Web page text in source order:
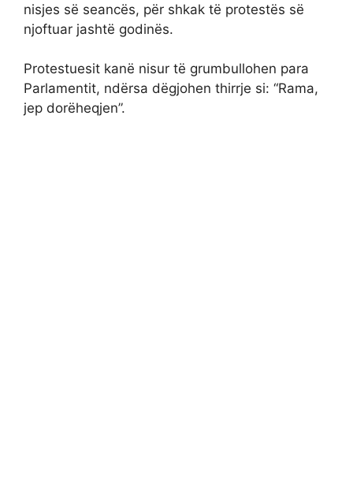
nisjes së seancës, për shkak të protestës së
njoftuar jashtë godinës.
Protestuesit kanë nisur të grumbullohen para
Parlamentit, ndërsa dëgjohen thirrje si: “Rama,
jep dorëheqjen”.